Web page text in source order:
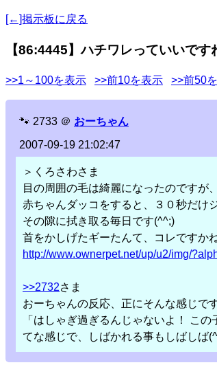
[←]掲示板に戻る
【86:4445】ハチワレっていいです
>>1～100を表示 >>前10を表示 >>前50
🐾 2733 ＠ おーちゃん
2007-09-19 21:02:47
＞くろさわさま
目の周囲の毛は綺麗になったのですが
赤ちゃんダッコをすると、３０秒だけ
その隙に拭き取る毎日です(^^;)
首をかしげたギーたんて、コレですか
http://www.ownerpet.net/up/u2/img/
>>2732さま
おーちゃんの反応、正にそんな感じで
「はしゃぎ過ぎるんじゃないよ！ この
てな感じで、しばかれる事もしばしば